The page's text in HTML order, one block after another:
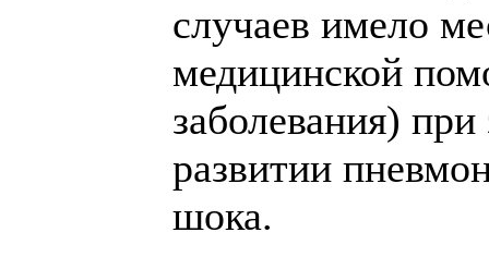
случаев имело
медицинской
заболевания)
развитии
шока.